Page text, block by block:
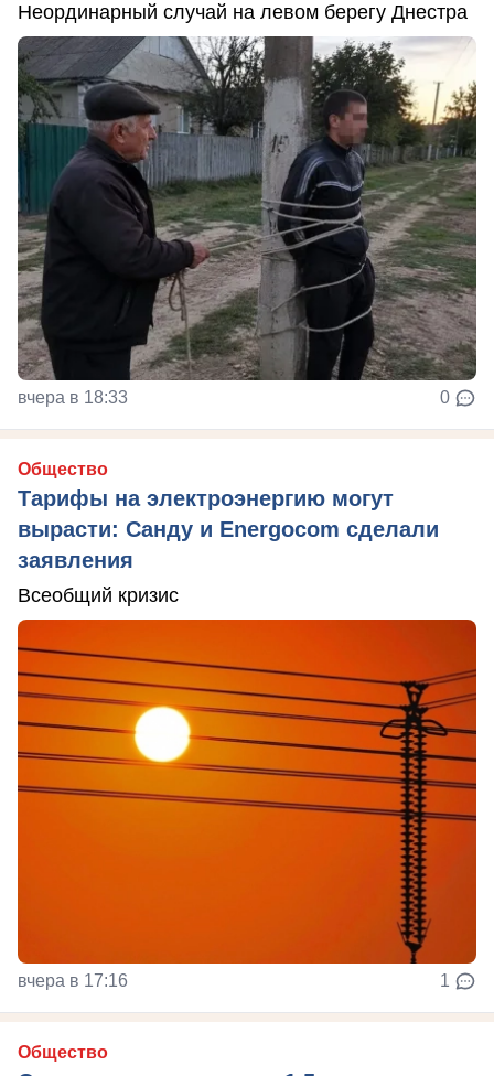
Неординарный случай на левом берегу Днестра
вчера в 18:33 0
Общество
Тарифы на электроэнергию могут
вырасти: Санду и Energocom сделали
заявления
Всеобщий кризис
вчера в 17:16 1
Общество